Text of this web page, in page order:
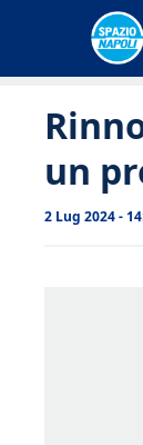
un
2 Lug 2024 -